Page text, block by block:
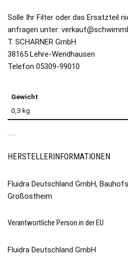
Solle Ihr Filter oder das Ersatzteil
anfragen unter:
T. SCHARNER GmbH
38165 Lehre-Wendhausen
Telefon 05309-99010
Gewicht
0,3 kg
HERSTELLERINFORMATIONEN
Fluidra Deutschland GmbH,
Großostheim
Verantwortliche Person in der EU
Fluidra Deutschland GmbH